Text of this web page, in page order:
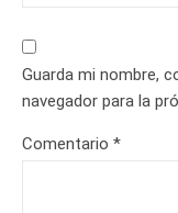
Guarda mi nombre,
navegador para la
Comentario *